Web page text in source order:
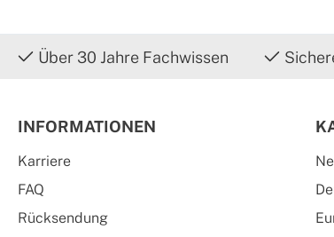
Über 30 Jahre Fachwissen
INFORMATIONEN
Karriere
FAQ
Rücksendung